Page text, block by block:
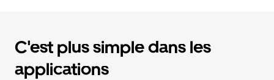
C'est plus simple dans les
applications